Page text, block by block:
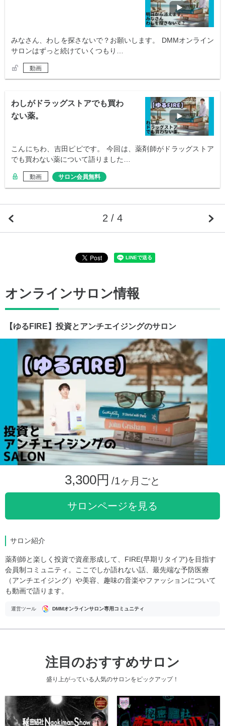
みなさん、わしを探さないで？お願いします。 DMMオンライン
サロンはずっと続けていくつもり…
動画
わしがドラッグストアでも買わ
ない薬。
こんにちわ、吉田ピピです。 今回は、薬剤師がドラッグストア
でも買わない薬について語りました…
動画 サロン会員無料
2 / 4
オンラインサロン情報
【ゆるFIRE】投資とアンチエイジングのサロン
3,300円 /1ヶ月ごと
サロンページを見る
サロン紹介
薬剤師と楽しく投資で資産形成して、FIRE(早期リタイア)を目指す
会員制コミュニティ。ここでしか語れない話、最先端な予防医療
（アンチエイジング）や美容、趣味の音楽やファッションについて
も動画で語ります。
運営ツール DMMオンラインサロン専用コミュニティ
注目のおすすめサロン
盛り上がっている人気のサロンをピックアップ！